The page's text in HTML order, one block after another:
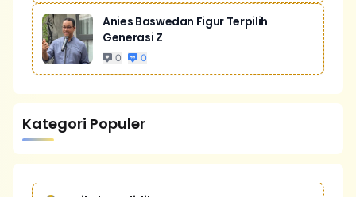
Anies Baswedan Figur Terpilih
Generasi Z
0 0
Kategori Populer